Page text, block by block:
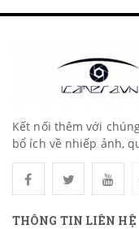
Kết nối thêm với
bổ ích về nhiếp ảnh,
THÔNG TIN LIÊN HỆ